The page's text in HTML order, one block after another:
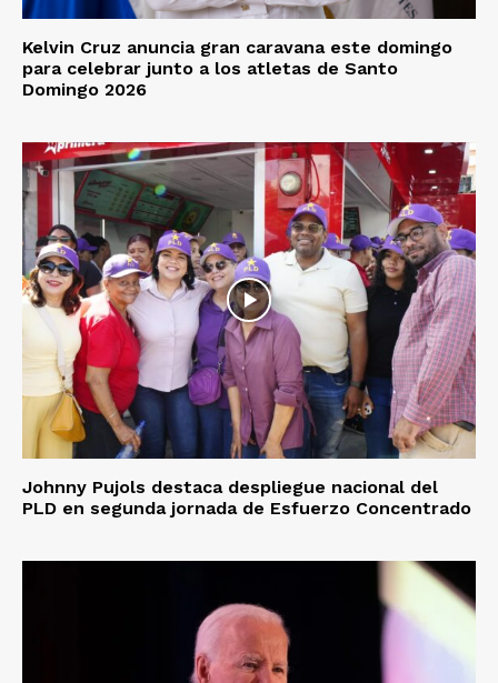
Kelvin Cruz anuncia gran caravana este domingo
para celebrar junto a los atletas de Santo
Domingo 2026
Johnny Pujols destaca despliegue nacional del
PLD en segunda jornada de Esfuerzo Concentrado